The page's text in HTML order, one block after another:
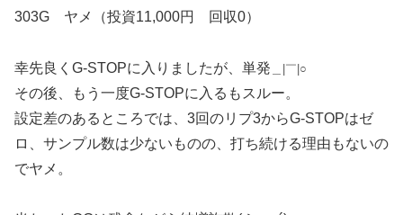
303G ヤメ（投資11,000円 回収0）
幸先良くG-STOPに入りましたが、単発 ＿|￣|○
その後、もう一度G-STOPに入るもスルー。
設定差のあるところでは、3回のリプ3からG-STOPはゼ
ロ、サンプル数は少ないものの、打ち続ける理由もないの
でヤメ。